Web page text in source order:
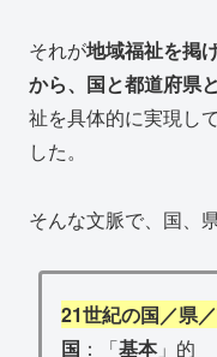
それが地域福祉を掲
から、国と都道府県
祉を具体的に実現し
した。
そんな文脈で、国、
21世紀の国／県
国 ：「基本」的